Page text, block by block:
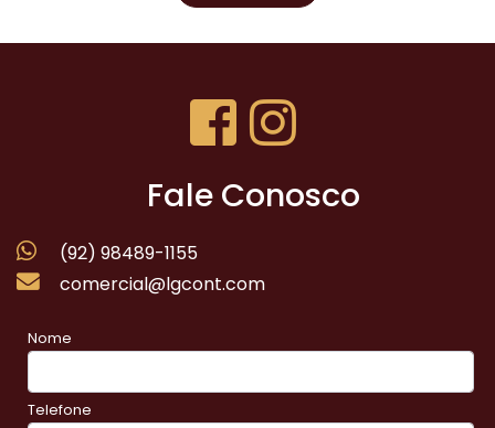
Fale Conosco
(92) 98489-1155
comercial@lgcont.com
Nome
Telefone